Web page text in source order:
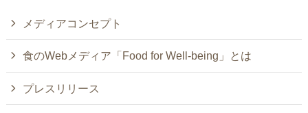
メディアコンセプト
食のWebメディア「Food for Well-being」とは
プレスリリース